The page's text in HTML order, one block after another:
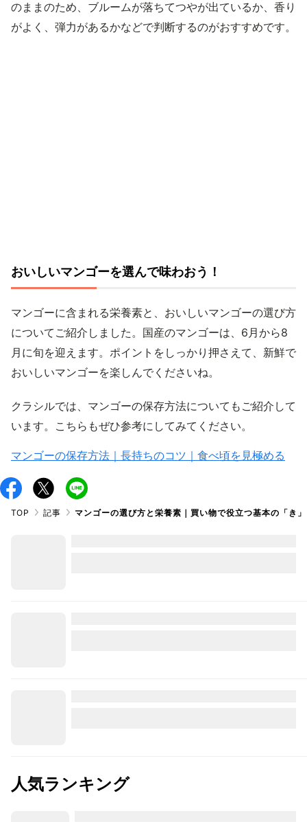
のままのため、ブルームが落ちてつやが出ているか、香り
がよく、弾力があるかなどで判断するのがおすすめです。
おいしいマンゴーを選んで味わおう！
マンゴーに含まれる栄養素と、おいしいマンゴーの選び方
についてご紹介しました。国産のマンゴーは、6月から8
月に旬を迎えます。ポイントをしっかり押さえて、新鮮で
おいしいマンゴーを楽しんでくださいね。
クラシルでは、マンゴーの保存方法についてもご紹介して
います。こちらもぜひ参考にしてみてください。
マンゴーの保存方法｜長持ちのコツ｜食べ頃を見極める
TOP 記事 マンゴーの選び方と栄養素｜買い物で役立つ基本の「き」
人気ランキング